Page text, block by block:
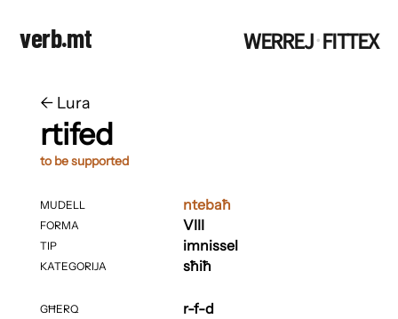
verb.mt WERREJ·FITTEX
← ​​Lura
rtifed
to be supported
MUDELL
FORMA
TIP
KATEGORIJA
GĦERQ
ntebaħ
VIII
imnissel
sħiħ
r-f-d